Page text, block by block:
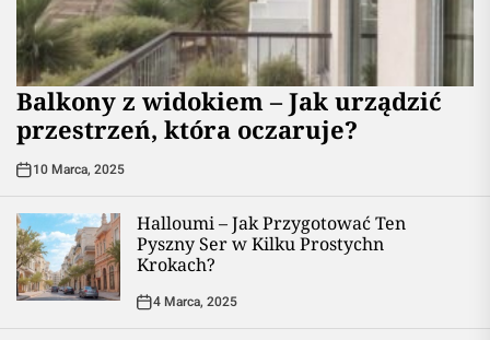
Balkony z widokiem – Jak urządzić
przestrzeń, która oczaruje?
10 Marca, 2025
Halloumi – Jak Przygotować Ten
Pyszny Ser w Kilku Prostychn
Krokach?
4 Marca, 2025